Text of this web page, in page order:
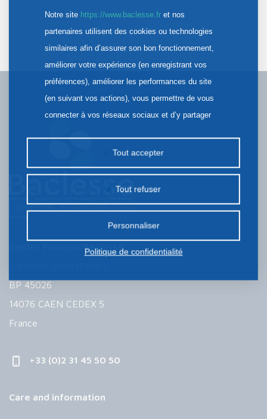
Centre François Baclesse
BP 45026
14076 CAEN CEDEX 5
France
+33 (0)2 31 45 50 50
Care and information
Notre site https://www.baclesse.fret nos
partenaires utilisent des cookies ou technologies
similaires afin d’assurer son bon fonctionnement,
améliorer votre expérience (en enregistrant vos
préférences), améliorer les performances du site
(en suivant vos actions), vous permettre de vous
connecter à vos réseaux sociaux et d’y partager
la publicité personnalisée sur notre site ou ceux de
nos partenaires. Certains traceurs non classés
préalable.
Tout accepter
Tout refuser
Personnaliser
Politique de confidentialité